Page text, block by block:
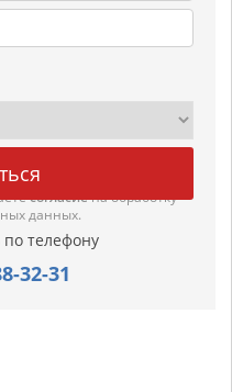
согласиена обработку
данных.
телефону
32-31